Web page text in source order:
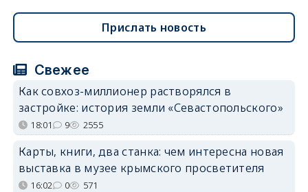
Прислать новость
Свежее
Как совхоз-миллионер растворялся в
застройке: история земли «Севастопольского»
18:01 9 2555
Карты, книги, два станка: чем интересна новая
выставка в музее крымского просветителя
16:02 0 571